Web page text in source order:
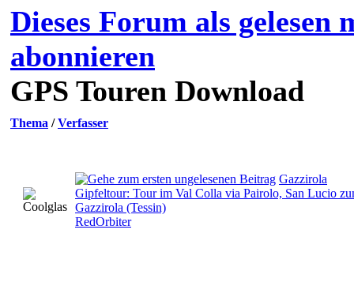
Dieses Forum als gelesen
abonnieren
GPS Touren Download
Thema /Verfasser
Gazzirola
Gipfeltour: Tour im Val Colla via Pairolo, San Lucio
Gazzirola (Tessin)
RedOrbiter